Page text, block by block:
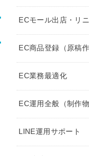
ECモール出店・リ
EC商品登録（原稿作
EC業務最適化
EC運用全般（制作
LINE運用サポート